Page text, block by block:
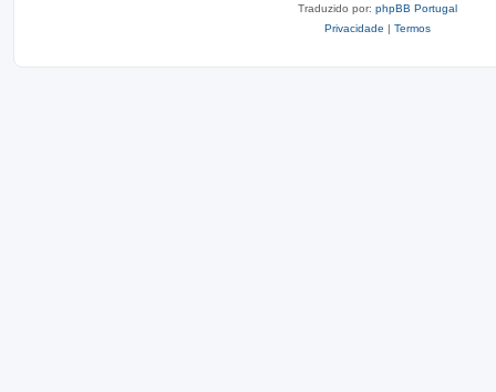
Traduzido por: phpBB Portugal
Privacidade | Termos